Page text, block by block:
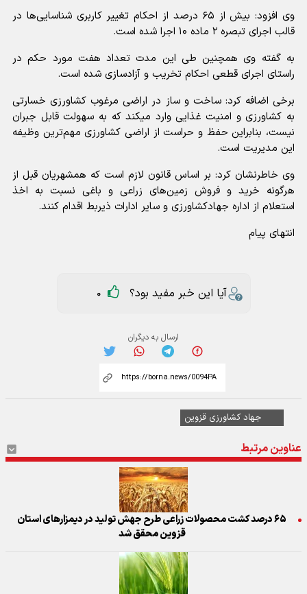
وی افزود: بیش از ۶۵ درصد از احکام تغییر کاربری شناسایی‌ها در
قالب اجرای تبصره ۲ ماده ۱۰ اجرا شده است.
به گفته وی همچنین طی این مدت تعداد هفت مورد حکم در
راستای اجرای قطعی احکام تخریب و آزادسازی شده است.
برخی اضافه کرد: ساخت و ساز در اراضی مرغوب کشاورزی خسارتی
به کشاورزی و امنیت غذایی وارد میکند که به سهولت قابل جبران
نیست، بنابراین حفظ و حراست از اراضی کشاورزی مهم‌ترین وظیفه
این مدیریت است.
وی خاطرنشان کرد: بر اساس قانون لازم است که همشهریان قبل از
هرگونه خرید و فروش زمین‌های زراعی و باغی نسبت به اخذ
استعلام از اداره جهادکشاورزی و سایر ادارات ذیربط اقدام کنند.
انتهای پیام
آیا این خبر مفید بود؟ 0
ارسال به دیگران
جهاد کشاورزی قزوین
عناوین مرتبط
۶۵ درصد کشت محصولات زراعی طرح جهش تولید در دیمزارهای استان
قزوین محقق شد